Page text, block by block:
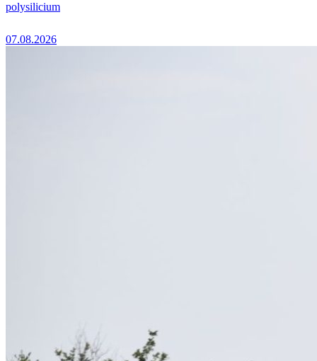
polysilicium
07.08.2026